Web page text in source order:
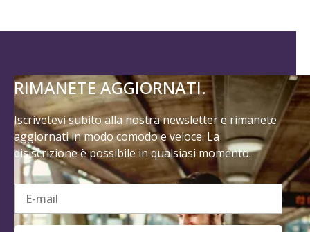
RIMANETE AGGIORNATI.
Iscrivetevi subito alla nostra newsletter e rimanete
aggiornati in modo comodo e veloce. La
disiscrizione è possibile in qualsiasi momento.
E-mail